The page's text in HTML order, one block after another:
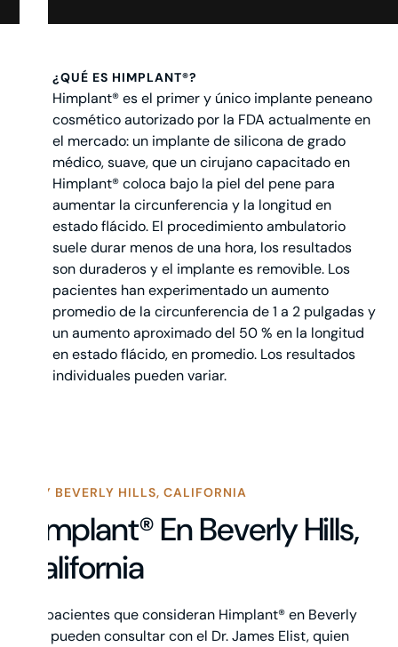
¿QUÉ ES HIMPLANT®?
Himplant® es el primer y único implante peneano
cosmético autorizado por la FDA actualmente en
el mercado: un implante de silicona de grado
médico, suave, que un cirujano capacitado en
Himplant® coloca bajo la piel del pene para
aumentar la circunferencia y la longitud en
estado flácido. El procedimiento ambulatorio
suele durar menos de una hora, los resultados
son duraderos y el implante es removible. Los
pacientes han experimentado un aumento
promedio de la circunferencia de 1 a 2 pulgadas y
un aumento aproximado del 50 % en la longitud
en estado flácido, en promedio. Los resultados
individuales pueden variar.
WHY BEVERLY HILLS, CALIFORNIA
Himplant® En Beverly Hills,
California
Los pacientes que consideran Himplant® en Beverly
Hills pueden consultar con el Dr. James Elist, quien